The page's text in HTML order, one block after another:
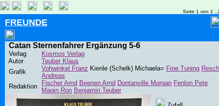
Seite 1 von 1
FREUNDE
Catan Sternenfahrer Ergänzung 5-6
Verlag
Kosmos Verlag
Autor
Teuber Klaus
Grafik
Vohwinkel Franz Kienle (Schelk) Michaela= Fine Tuning Resch
Andreas
Redaktion
Fischer Arnd Beenen Arnd Dontanville Morgan Fenlon Pete
Magin Ron Benjamin Teuber